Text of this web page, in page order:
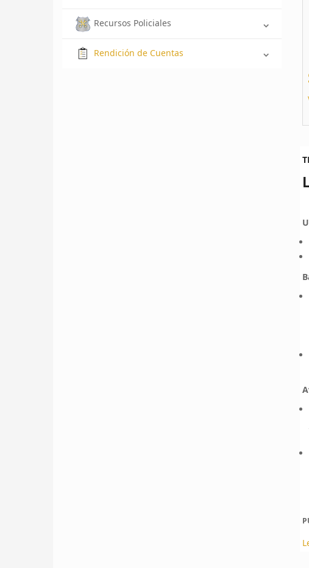
Recursos Policiales
Rendición de Cuentas